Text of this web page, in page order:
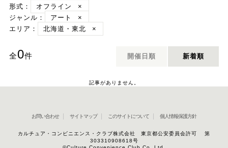
形式：
オフライン
×
ジャンル：
アート
×
エリア：
北海道・東北 ×
全0件 開催日順 新着順
記事がありません。
お問い合わせ サイトマップ このサイトについて 個人情報保護方針
カルチュア・コンビニエンス・クラブ株式会社 東京都公安委員会許可 第
303310908618号